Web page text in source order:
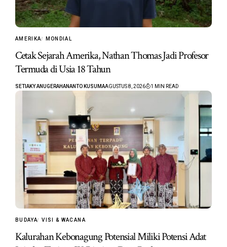
AMERIKA MONDIAL
Cetak Sejarah Amerika, Nathan Thomas Jadi Profesor
Termuda di Usia 18 Tahun
SETIAKY ANUGERAHANANTO KUSUMAAGUSTUS 8, 2026 1 MIN READ
BUDAYA VISI & WACANA
Kalurahan Kebonagung Potensial Miliki Potensi Adat